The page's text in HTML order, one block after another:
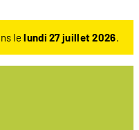
lelundi 27 juillet 2026.